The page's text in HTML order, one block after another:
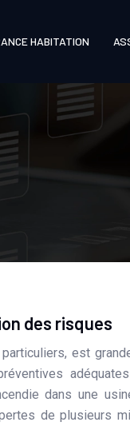
HABITATION
des risques
dans une
de plusieurs